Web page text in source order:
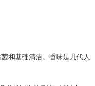
和基础清洁。香味是几代人